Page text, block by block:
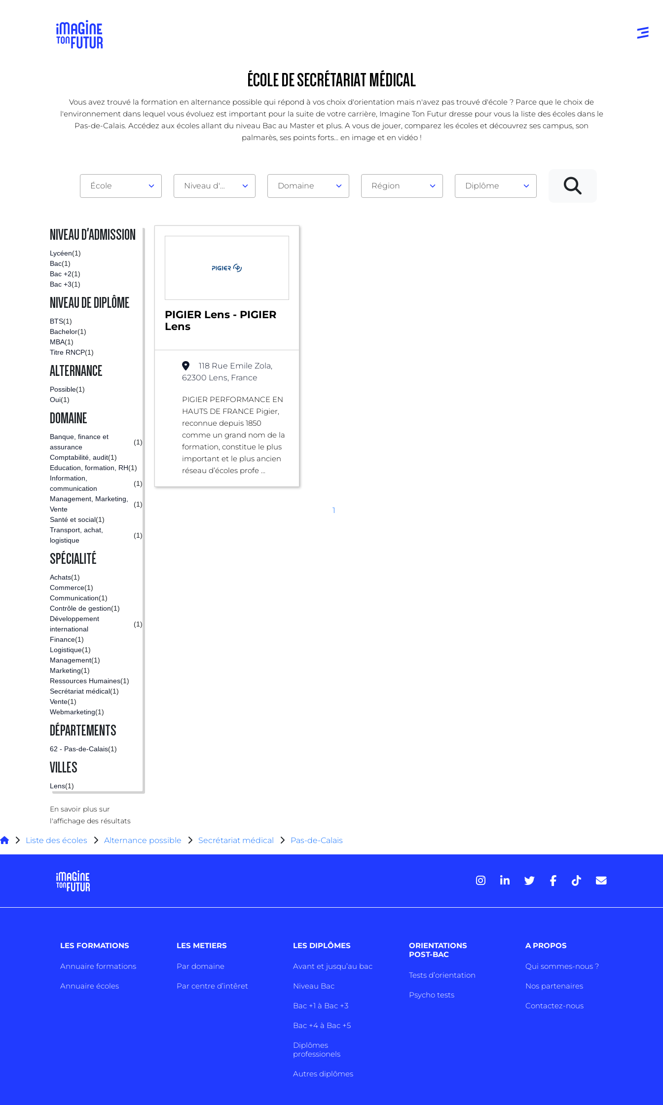
ÉCOLE DE SECRÉTARIAT MÉDICAL
Vous avez trouvé la formation en alternance possible qui répond à vos choix d'orientation mais n'avez pas trouvé d'école ? Parce que le choix de
l'environnement dans lequel vous évoluez est important pour la suite de votre carrière, Imagine Ton Futur dresse pour vous la liste des écoles dans le
Pas-de-Calais. Accédez aux écoles allant du niveau Bac au Master et plus. A vous de jouer, comparez les écoles et découvrez ses campus, son
palmarès, ses points forts... en image et en vidéo !
École Niveau d'admission Domaine Région Diplôme
NIVEAU D'ADMISSION
Lycéen(1)
Bac(1)
Bac +2(1)
Bac +3(1)
NIVEAU DE DIPLÔME
BTS(1)
Bachelor(1)
MBA(1)
Titre RNCP(1)
ALTERNANCE
Possible(1)
Oui(1)
DOMAINE
Banque, finance et
assurance
(1)
Comptabilité, audit(1)
Education, formation, RH(1)
Information,
communication
(1)
Management, Marketing,
Vente
(1)
Santé et social(1)
Transport, achat,
logistique
(1)
SPÉCIALITÉ
Achats(1)
Commerce(1)
Communication(1)
Contrôle de gestion(1)
Développement
international
(1)
Finance(1)
Logistique(1)
Management(1)
Marketing(1)
Ressources Humaines(1)
Secrétariat médical(1)
Vente(1)
Webmarketing(1)
DÉPARTEMENTS
62 - Pas-de-Calais(1)
VILLES
Lens(1)
En savoir plus sur
l'affichage des résultats
PIGIER Lens - PIGIER
Lens
118 Rue Emile Zola,
62300 Lens, France
PIGIER PERFORMANCE EN
HAUTS DE FRANCE Pigier,
reconnue depuis 1850
comme un grand nom de la
formation, constitue le plus
important et le plus ancien
réseau d’écoles profe ...
1
Liste des écoles Alternance possible Secrétariat médical Pas-de-Calais
LES FORMATIONS
Annuaire formations
Annuaire écoles
LES METIERS
Par domaine
Par centre d’intêret
LES DIPLÔMES
Avant et jusqu’au bac
Niveau Bac
Bac +1 à Bac +3
Bac +4 à Bac +5
Diplômes
professionels
Autres diplômes
ORIENTATIONS
POST-BAC
Tests d’orientation
Psycho tests
A PROPOS
Qui sommes-nous ?
Nos partenaires
Contactez-nous